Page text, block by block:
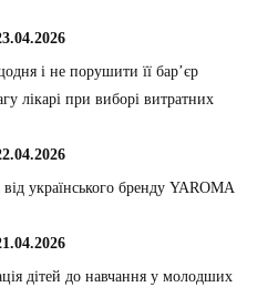
і не порушити її бар’єр
лікарі при виборі витратних
українського бренду YAROMA
дітей до навчання у молодших